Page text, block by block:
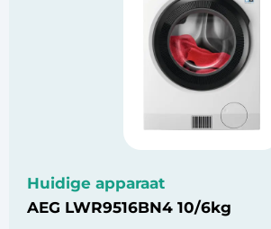
Huidige apparaat
AEG LWR9516BN4 10/6kg